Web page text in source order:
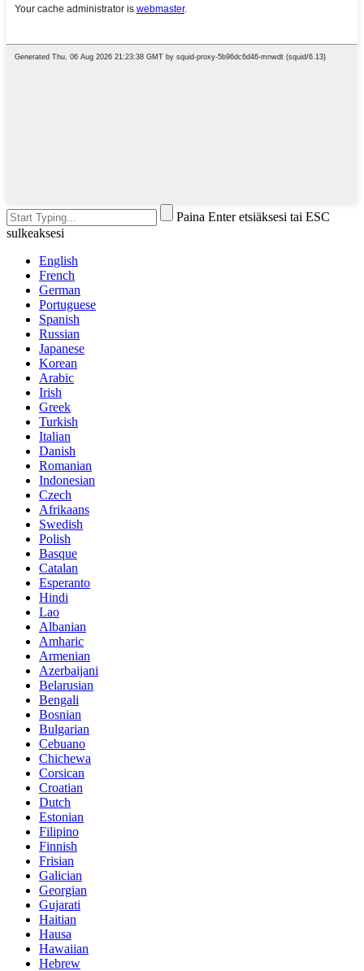
Paina Enter etsiäksesi tai ESC
sulkeaksesi
English
French
German
Portuguese
Spanish
Russian
Japanese
Korean
Arabic
Irish
Greek
Turkish
Italian
Danish
Romanian
Indonesian
Czech
Afrikaans
Swedish
Polish
Basque
Catalan
Esperanto
Hindi
Lao
Albanian
Amharic
Armenian
Azerbaijani
Belarusian
Bengali
Bosnian
Bulgarian
Cebuano
Chichewa
Corsican
Croatian
Dutch
Estonian
Filipino
Finnish
Frisian
Galician
Georgian
Gujarati
Haitian
Hausa
Hawaiian
Hebrew